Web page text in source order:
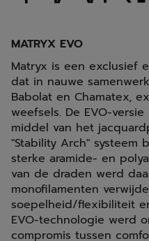
MATRYX EVO
Matryx is een exclusief
dat in nauwe
Babolat en Chamatex,
weefsels. De EVO-
middel van het
"Stability Arch" systeem
sterke aramide- en
van de draden werd
monofilamenten
soepelheid/flexibiliteit
EVO-technologie werd
compromis tussen